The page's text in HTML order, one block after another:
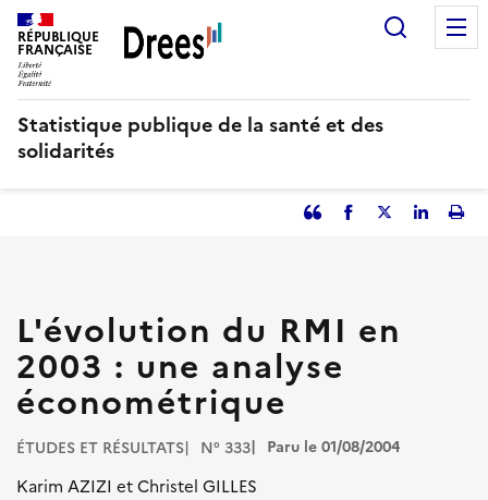
Aller
au
contenu
principal
RÉPUBLIQUE
FRANÇAISE
Statistique publique de la santé et des
solidarités
Partager
que
citation
Facebook
Partager
Partager
L'évolution du RMI en
2003 : une analyse
économétrique
ÉTUDES ET RÉSULTATS N° 333 Paru le 01/08/2004
Karim AZIZI et Christel GILLES